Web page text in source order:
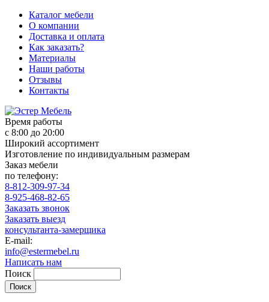
Каталог мебели
О компании
Доставка и оплата
Как заказать?
Материалы
Наши работы
Отзывы
Контакты
Время работы
с 8:00 до 20:00
Широкий ассортимент
Изготовление по индивидуальным размерам
Заказ мебели
по телефону:
8-812-309-97-34
8-925-468-82-65
Заказать звонок
Заказать выезд
консультанта-замерщика
E-mail:
info@estermebel.ru
Написать нам
Поиск